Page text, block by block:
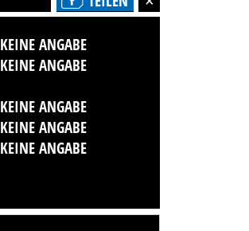
KEINE ANGABE
KEINE ANGABE
KEINE ANGABE
KEINE ANGABE
KEINE ANGABE